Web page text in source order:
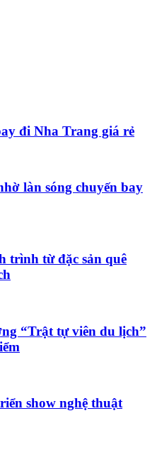
đi Nha Trang giá rẻ
làn sóng chuyến bay
trình từ đặc sản quê
“Trật tự viên du lịch”
show nghệ thuật